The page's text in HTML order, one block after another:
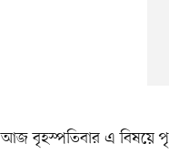
আজ বৃহস্পতিবার এ বিষয়ে